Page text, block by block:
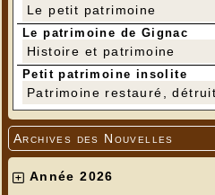
Le petit patrimoine
Le patrimoine de Gignac
Histoire et patrimoine
Petit patrimoine insolite
Patrimoine restauré,
Archives des Nouvelles
Année 2026